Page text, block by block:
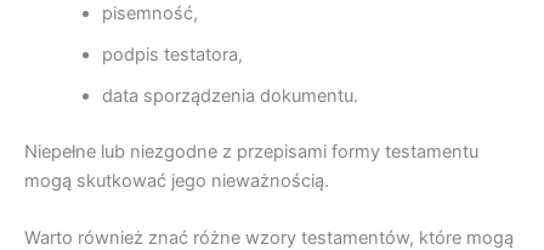
pisemność,
podpis testatora,
data sporządzenia dokumentu.
Niepełne lub niezgodne z przepisami formy testamentu
mogą skutkować jego nieważnością.
Warto również znać różne wzory testamentów, które mogą